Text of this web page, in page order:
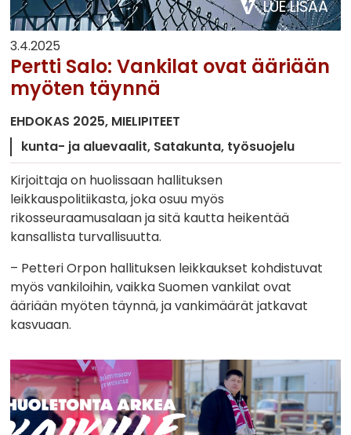
LUE LISÄÄ
3.4.2025
Pertti Salo: Vankilat ovat ääriään
myöten täynnä
EHDOKAS 2025 MIELIPITEET
kunta- ja aluevaalit Satakunta työsuojelu
Kirjoittaja on huolissaan hallituksen
leikkauspolitiikasta, joka osuu myös
rikosseuraamusalaan ja sitä kautta heikentää
kansallista turvallisuutta.
– Petteri Orpon hallituksen leikkaukset kohdistuvat
myös vankiloihin, vaikka Suomen vankilat ovat
ääriään myöten täynnä, ja vankimäärät jatkavat
kasvuaan.